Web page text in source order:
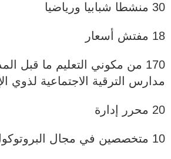
30 منشطا شبابيا ورياضيا
18 مفتش أسعار
170 من مكوني التعليم ما قبل
مدارس الترقية الاجتماعية لذوي
20 محرر إدارة
10 متخصصين في مجال البروتوكول